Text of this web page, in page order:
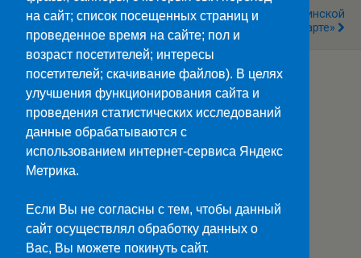
"Вечер Необычный…
В Театр По «Пушкинской
Карте»
Наверх
Мобильн.
Министерство науки и высшего образования>>
Госуслуги>>
на сайт; список посещенных страниц и
проведенное время на сайте; пол и
возраст посетителей; интересы
посетителей; скачивание файлов). В целях
улучшения функционирования сайта и
проведения статистических исследований
данные обрабатываются с
использованием интернет-сервиса Яндекс
Метрика.
Если Вы не согласны с тем, чтобы данный
сайт осуществлял обработку данных о
Вас, Вы можете покинуть сайт.